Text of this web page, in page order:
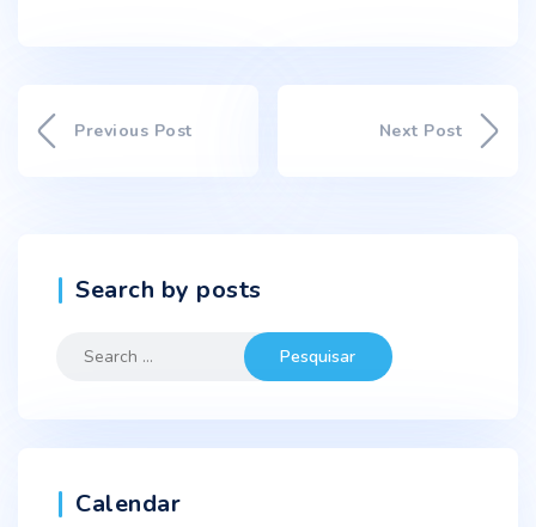
Previous Post Next Post
Search by posts
Search
Calendar